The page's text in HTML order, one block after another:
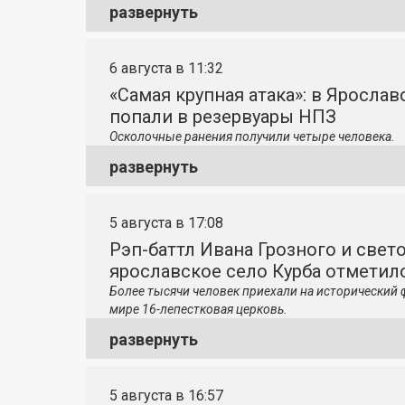
развернуть
6 августа в 11:32
«Самая крупная атака»: в
попали в резервуары НПЗ
Осколочные ранения получили четыре человека.
развернуть
5 августа в 17:08
Рэп-баттл Ивана Грозного и
ярославское село Курба
Более тысячи человек приехали на
мире 16-лепестковая церковь.
развернуть
5 августа в 16:57